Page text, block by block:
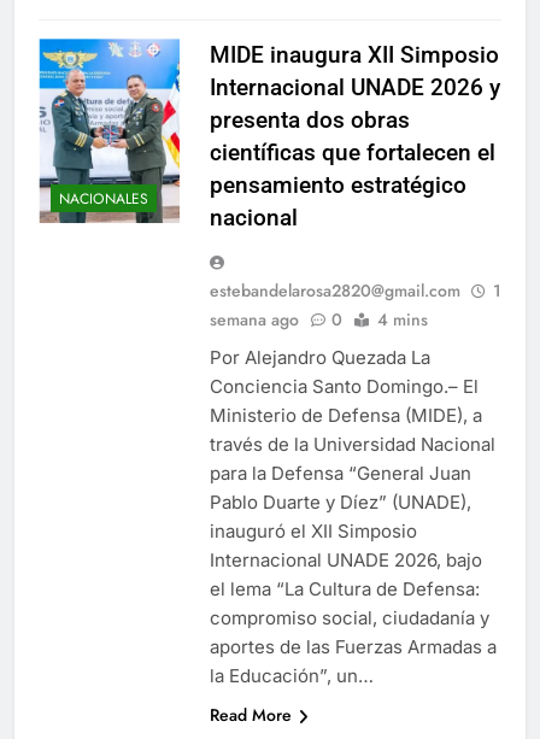
NACIONALES
MIDE inaugura XII Simposio
Internacional UNADE 2026 y
presenta dos obras
científicas que fortalecen el
pensamiento estratégico
nacional
estebandelarosa2820@gmail.com
1
semana ago
0 4 mins
Por Alejandro Quezada La
Conciencia Santo Domingo.– El
Ministerio de Defensa (MIDE), a
través de la Universidad Nacional
para la Defensa “General Juan
Pablo Duarte y Díez” (UNADE),
inauguró el XII Simposio
Internacional UNADE 2026, bajo
el lema “La Cultura de Defensa:
compromiso social, ciudadanía y
aportes de las Fuerzas Armadas a
la Educación”, un…
Read More